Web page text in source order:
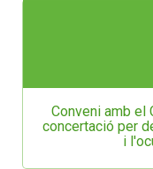
Conveni amb el
concertació per
i